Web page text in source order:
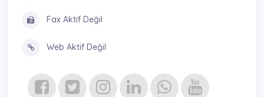
Fax Aktif Değil
Web Aktif Değil